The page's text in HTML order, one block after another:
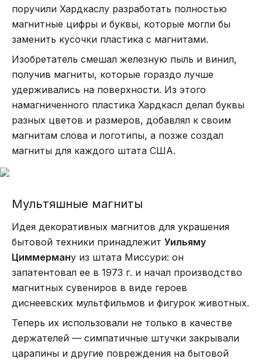
поручили Хардкаслу разработать полностью
магнитные цифры и буквы, которые могли бы
заменить кусочки пластика с магнитами.
Изобретатель смешал железную пыль и винил,
получив магниты, которые гораздо лучше
удерживались на поверхности. Из этого
намагниченного пластика Хардкасл делал буквы
разных цветов и размеров, добавлял к своим
магнитам слова и логотипы, а позже создал
магниты для каждого штата США.
Мультяшные магниты
Идея декоративных магнитов для украшения
бытовой техники принадлежит Уильяму
Циммерману из штата Миссури: он
запатентовал ее в 1973 г. и начал производство
магнитных сувениров в виде героев
диснеевских мультфильмов и фигурок животных.
Теперь их использовали не только в качестве
держателей — симпатичные штучки закрывали
царапины и другие повреждения на бытовой